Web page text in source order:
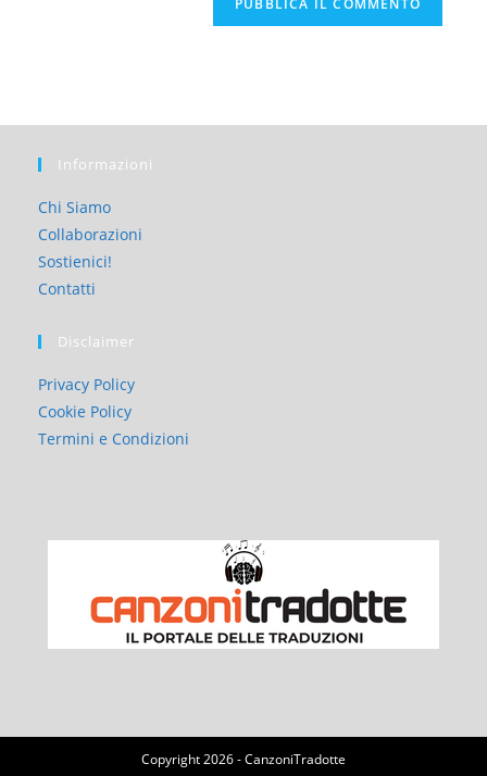
Informazioni
Chi Siamo
Collaborazioni
Sostienici!
Contatti
Disclaimer
Privacy Policy
Cookie Policy
Termini e Condizioni
Copyright 2026 - CanzoniTradotte